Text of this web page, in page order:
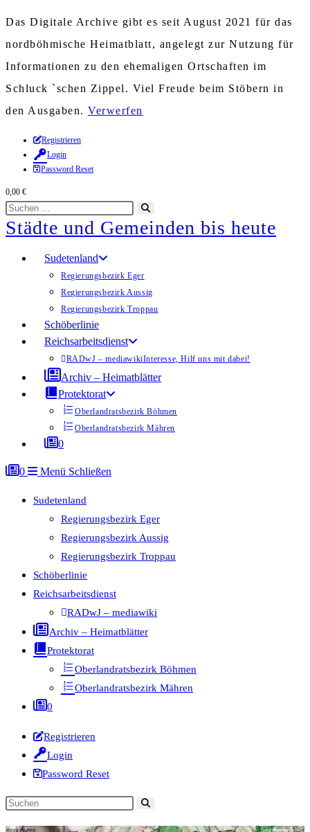
Das Digitale Archive gibt es seit August 2021 für das
nordböhmische Heimatblatt, angelegt zur Nutzung für
Informationen zu den ehemaligen Ortschaften im
Schluck `schen Zippel. Viel Freude beim Stöbern in
den Ausgaben. Verwerfen
Zum
Inhalt
springen
Registrieren
Login
Password Reset
0,00 €
Diese
Website
durchsuchen
starten
Städte und Gemeinden bis heute
Sudetenland
Regierungsbezirk Eger
Regierungsbezirk Aussig
Regierungsbezirk Troppau
Schöberlinie
Reichsarbeitsdienst
RADwJ – mediawikiInteresse, Hilf uns mit dabei!
Archiv – Heimatblätter
Protektorat
Oberlandratsbezirk Böhmen
Oberlandratsbezirk Mähren
0
0 Menü Schließen
Sudetenland
Regierungsbezirk Eger
Regierungsbezirk Aussig
Regierungsbezirk Troppau
Schöberlinie
Reichsarbeitsdienst
RADwJ – mediawiki
Archiv – Heimatblätter
Protektorat
Oberlandratsbezirk Böhmen
Oberlandratsbezirk Mähren
0
Registrieren
Login
Password Reset
Diese